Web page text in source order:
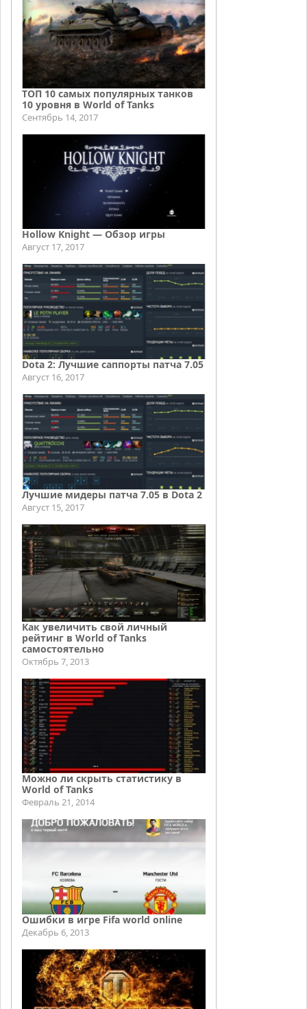
ТОП 10 самых популярных танков
10 уровня в World of Tanks
Сентябрь 14, 2017
Hollow Knight — Обзор игры
Август 17, 2017
Dota 2: Лучшие саппорты патча 7.05
Август 16, 2017
Лучшие мидеры патча 7.05 в Dota 2
Август 15, 2017
Как увеличить свой личный
рейтинг в World of Tanks
самостоятельно
Октябрь 7, 2013
Можно ли скрыть статистику в
World of Tanks
Февраль 21, 2014
Ошибки в игре Fifa world online
Декабрь 6, 2013